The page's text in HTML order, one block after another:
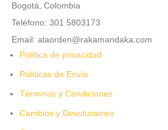
Bogotá, Colombia
Teléfono: 301 5803173
Email: alaorden@rakamandaka.com
Política de privacidad
Políticas de Envío
Términos y Condiciones
Cambios y Devoluciones